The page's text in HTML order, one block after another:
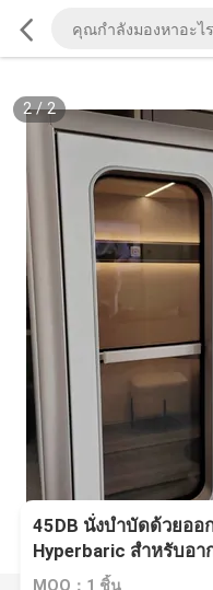
2/2
45DB นั่งบำบัดด้วยออ
Hyperbaric สำหรับอา
MOQ：1 ชิ้น